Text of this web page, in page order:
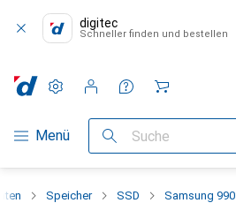
digitec
Schneller finden und bestellen
Navigation nach Kategorien
Menü Suche
Einstellungen
Kundenkonto
Vergleichslisten
Merklisten
Warenkorb
Speicher SSD Samsung 990